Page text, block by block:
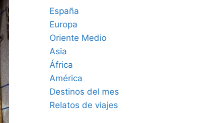
España
Europa
Oriente Medio
Asia
África
América
Destinos del mes
Relatos de viajes